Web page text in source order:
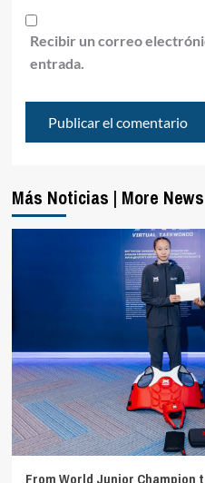
Recibir un correo
entrada.
Más Noticias | More News